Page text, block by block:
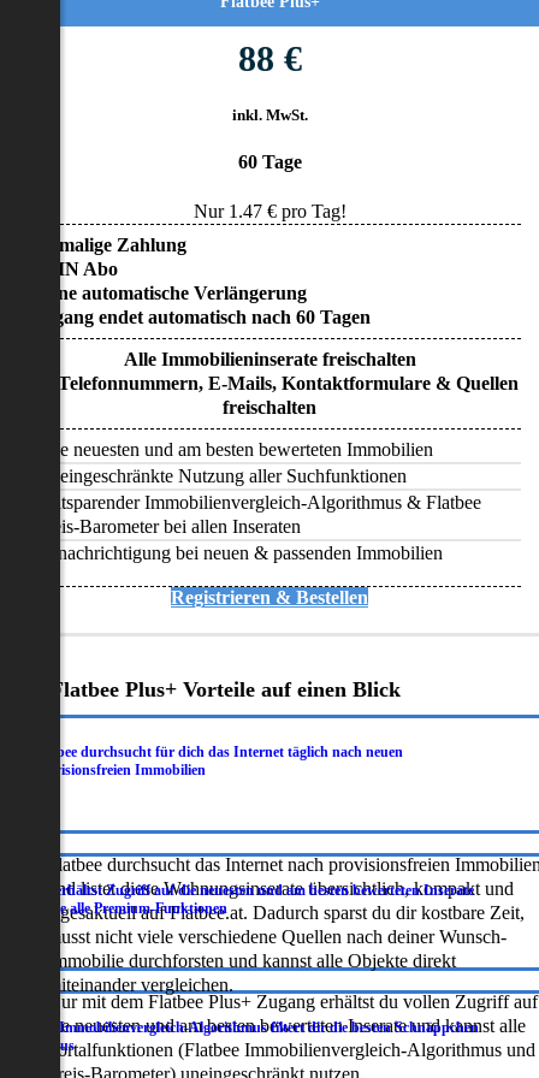
88 €
inkl. MwSt.
60 Tage
Nur 1.47€ pro Tag!
• Einmalige Zahlung
• KEIN Abo
• Keine automatische Verlängerung
• Zugang endet automatisch nach 60 Tagen
Alle Immobilieninserate freischalten
Alle Telefonnummern, E-Mails, Kontaktformulare & Quellen
freischalten
Alle neuesten und am besten bewerteten Immobilien
Uneingeschränkte Nutzung aller Suchfunktionen
Zeitsparender Immobilienvergleich-Algorithmus & Flatbee
Preis-Barometer bei allen Inseraten
Benachrichtigung bei neuen & passenden Immobilien
Registrieren & Bestellen
Flatbee Plus+ Vorteile auf einen Blick
Flatbee durchsucht für dich das Internet täglich nach neuen
provisionsfreien Immobilien
Flatbee durchsucht das Internet nach provisionsfreien
und listet diese Wohnungsinserate übersichtlich, kompakt und
tagesaktuell auf Flatbee.at. Dadurch sparst du dir kostbare Zeit,
musst nicht viele verschiedene Quellen nach deiner Wunsch-
Immobilie durchforsten und kannst alle Objekte direkt
miteinander vergleichen.
Du erhältst Zugriff auf die neuesten und am besten bewerteten Inserate
sowie alle Premium-Funktionen
Nur mit dem Flatbee Plus+ Zugang erhältst du vollen Zugriff auf
die neuesten und am besten bewerteten Inserate und kannst alle
Portalfunktionen (Flatbee Immobilienvergleich-Algorithmus und
Der Immobilienvergleich-Algorithmus filtert dir die besten Schnäppchen
heraus